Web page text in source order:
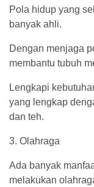
Pola hidup yang
banyak ahli.
Dengan menjaga
membantu tubuh
Lengkapi
yang lengkap
dan teh.
3. Olahraga
Ada banyak
melakukan